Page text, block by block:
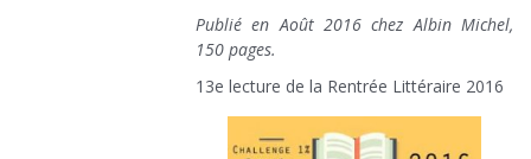
Publié en Août 2016 chez Albin Michel,
150 pages.
13e lecture de la Rentrée Littéraire 2016